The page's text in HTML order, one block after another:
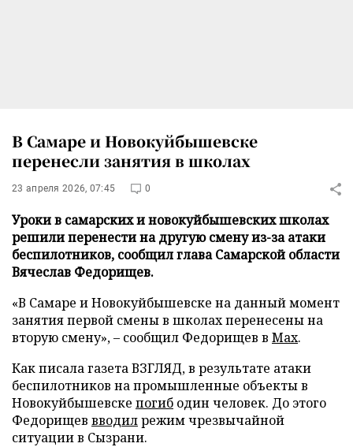
В Самаре и Новокуйбышевске
перенесли занятия в школах
23 апреля 2026, 07:45 0
Уроки в самарских и новокуйбышевских школах
решили перенести на другую смену из-за атаки
беспилотников, сообщил глава Самарской области
Вячеслав Федорищев.
«В Самаре и Новокуйбышевске на данный момент
занятия первой смены в школах перенесены на
вторую смену», – сообщил Федорищев в Max.
Как писала газета ВЗГЛЯД, в результате атаки
беспилотников на промышленные объекты в
Новокуйбышевске погиб один человек. До этого
Федорищев вводилрежим чрезвычайной
ситуации в Сызрани.